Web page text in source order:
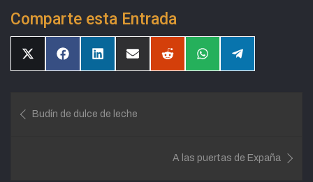
Comparte esta Entrada
CompartirCompartirCompartirCompartirCompartirCompartirCompartir
de
Budín de dulce de leche
A las puertas de Expaña